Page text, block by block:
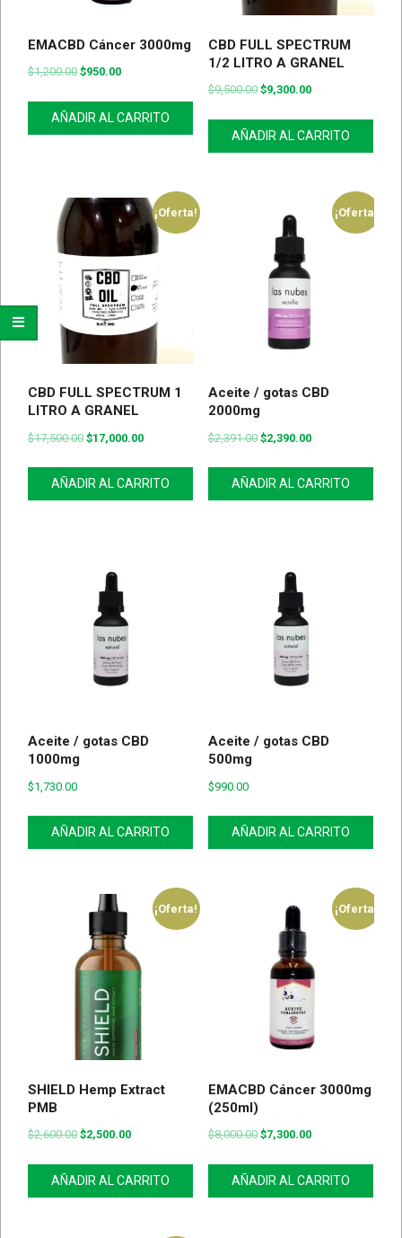
EMACBD Cáncer 3000mg
$1,200.00 $950.00
AÑADIR AL CARRITO
CBD FULL SPECTRUM
1/2 LITRO A GRANEL
$9,500.00 $9,300.00
AÑADIR AL CARRITO
¡Oferta!
CBD FULL SPECTRUM 1
LITRO A GRANEL
$17,500.00 $17,000.00
AÑADIR AL CARRITO
¡Oferta!
Aceite / gotas CBD
2000mg
$2,391.00 $2,390.00
AÑADIR AL CARRITO
Aceite / gotas CBD
1000mg
$1,730.00
AÑADIR AL CARRITO
Aceite / gotas CBD
500mg
$990.00
AÑADIR AL CARRITO
¡Oferta!
SHIELD Hemp Extract
PMB
$2,600.00 $2,500.00
AÑADIR AL CARRITO
¡Oferta!
EMACBD Cáncer 3000mg
(250ml)
$8,000.00 $7,300.00
AÑADIR AL CARRITO